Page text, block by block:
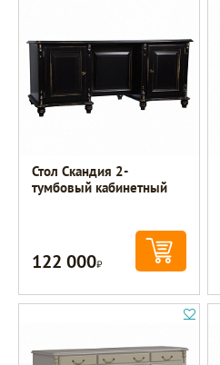
Стол Скандия 2-
тумбовый кабинетный
122 000Р